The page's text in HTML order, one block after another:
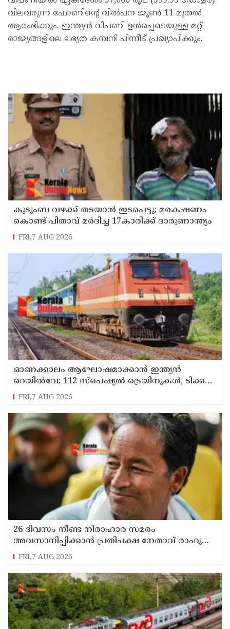
വിലവരുന്ന ഫോണിന്റെ വിൽപന ജൂൺ 11 മുതൽ
ആരംഭിക്കും. ഇന്ത്യൻ വിപണി ഉൾപ്പെടെയുള്ള മറ്റ്
രാജ്യങ്ങളിലെ ലഭ്യത കമ്പനി പിന്നീട് പ്രഖ്യാപിക്കും.
കുടുംബ വഴക്ക് തടയാന്‍ ഇടപെട്ടു; മരകഷണം
കൊണ്ട് പിതാവ് മർദിച്ച 17കാരിക്ക് ദാരുണാന്ത്യം
FRI,7 AUG 2026
ഓണക്കാലം ആഘോഷമാക്കാൻ ഇന്ത്യൻ
റെയിൽവേ; 112 സ്പെഷ്യൽ ട്രെയിനുകൾ, ടിക്കറ്റ്
ബുക്കിംഗുകൾ ഉടൻ ആരംഭിക്കും
FRI,7 AUG 2026
26 ദിവസം നീണ്ട നിരാഹാര സമരം
അവസാനിപ്പിക്കാൻ പ്രതിപക്ഷ നേതാവ് രാഹുൽ
ഗാന്ധിയുടെ സഹായം തേടിയിരുന്നു ; സോനം
വാങ്ചുക്
FRI,7 AUG 2026